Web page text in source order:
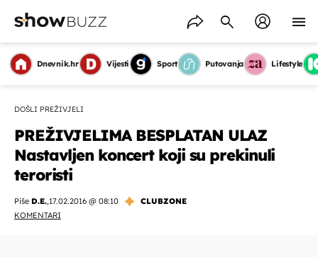
Dnevnik.hr Vijesti Sport Putovanja Lifestyle
DOŠLI PREŽIVJELI
PREŽIVJELIMA BESPLATAN ULAZ
Nastavljen koncert koji su prekinuli
teroristi
Piše D.E.,17.02.2016 @ 08:10
CLUBZONE
KOMENTARI